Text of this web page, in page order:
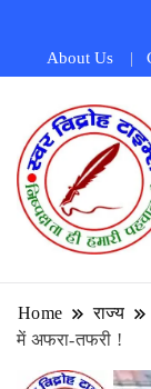
About Us
Home राज्य
में अफरा-तफरी !